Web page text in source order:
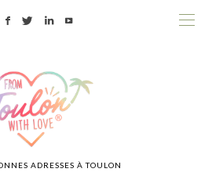
ADRESSES À TOULON